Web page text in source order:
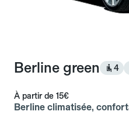
Berline green 4
À partir de 15€
Berline climatisée,